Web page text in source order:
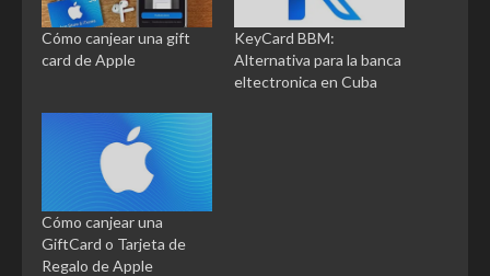
Cómo canjear una gift
card de Apple
KeyCard BBM:
Alternativa para la banca
eltectronica en Cuba
Cómo canjear una
GiftCard o Tarjeta de
Regalo de Apple